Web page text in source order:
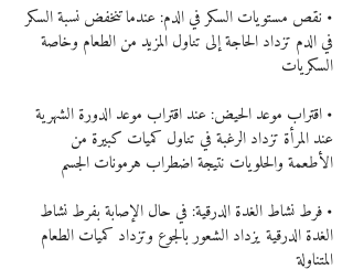
• نقص مستويات السكر في الدم: عندما تنخفض نسبة السكر
في الدم تزداد الحاجة إلى تناول المزيد من الطعام وخاصة
السكريات
• اقتراب موعد الحيض: عند اقتراب موعد الدورة الشهرية
عند المرأة تزداد الرغبة في تناول كميات كبيرة من
الأطعمة والحلويات نتيجة اضطراب هرمونات الجسم
• فرط نشاط الغدة الدرقية: في حال الإصابة بفرط نشاط
الغدة الدرقية يزداد الشعور بالجوع وتزداد كميات الطعام
المتناولة